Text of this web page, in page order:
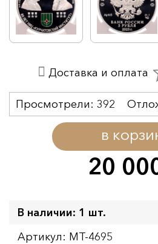
20
в
Просмотрели: 392
Доставка и оплата
В наличии: 1 шт.
Артикул: MT-4695